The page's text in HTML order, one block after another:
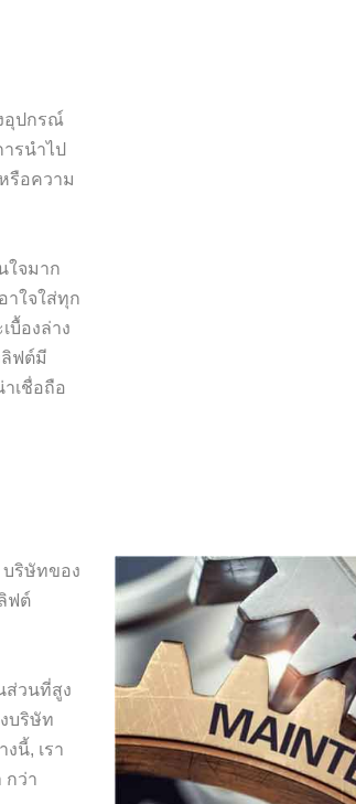
อุปกรณ์
รนำไป
รือความ
ใจมาก
าใจใส่ทุก
บื้องล่าง
ฟต์มี
เชื่อถือ
บริษัทของ
ฟต์
ส่วนที่สูง
บริษัท
นี้, เรา
กว่า